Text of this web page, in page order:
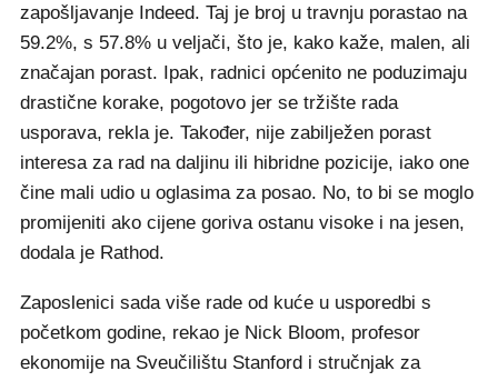
zapošljavanje Indeed. Taj je broj u travnju porastao na
59.2%, s 57.8% u veljači, što je, kako kaže, malen, ali
značajan porast. Ipak, radnici općenito ne poduzimaju
drastične korake, pogotovo jer se tržište rada
usporava, rekla je. Također, nije zabilježen porast
interesa za rad na daljinu ili hibridne pozicije, iako one
čine mali udio u oglasima za posao. No, to bi se moglo
promijeniti ako cijene goriva ostanu visoke i na jesen,
dodala je Rathod.
Zaposlenici sada više rade od kuće u usporedbi s
početkom godine, rekao je Nick Bloom, profesor
ekonomije na Sveučilištu Stanford i stručnjak za